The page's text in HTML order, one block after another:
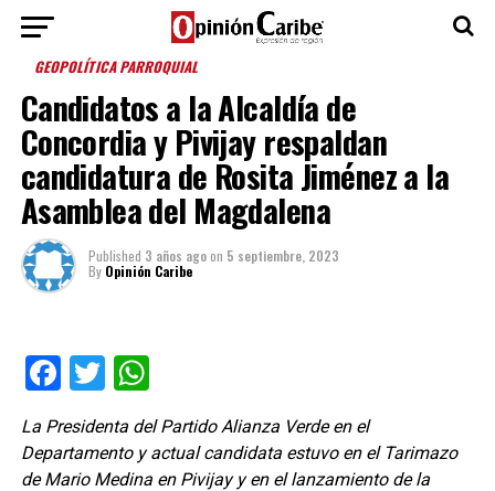
GEOPOLÍTICA PARROQUIAL
Candidatos a la Alcaldía de
Concordia y Pivijay respaldan
candidatura de Rosita Jiménez a la
Asamblea del Magdalena
Published 3 años agoon 5 septiembre, 2023
By Opinión Caribe
Facebook
TwitterWhatsApp
La Presidenta del Partido Alianza Verde en el
Departamento y actual candidata estuvo en el Tarimazo
de Mario Medina en Pivijay y en el lanzamiento de la